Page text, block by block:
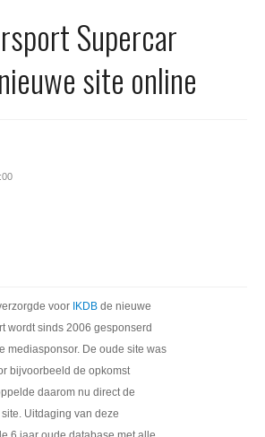
Supercar
site online
voor IKDB de nieuwe
wordt sinds 2006 gesponserd
mediasponsor. De oude site was
bijvoorbeeld de opkomst
daarom nu direct de
Uitdaging van deze